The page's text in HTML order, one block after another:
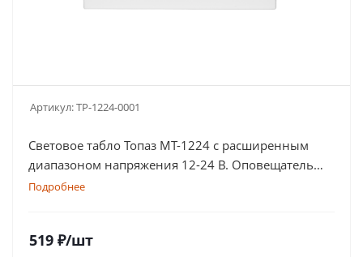
Артикул:TP-1224-0001
Световое табло Топаз МТ-1224 с расширенным
диапазоном напряжения 12-24 В. Оповещатель
оснащен дублированными клеммами
Подробнее
519 ₽/шт